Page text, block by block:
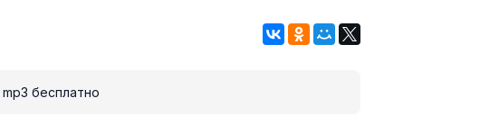
mp3 бесплатно